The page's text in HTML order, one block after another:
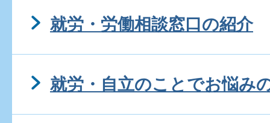
就労・労働相談窓口の紹介
就労・自立のことでお悩み